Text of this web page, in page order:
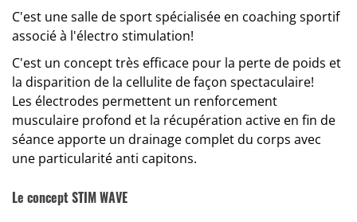
C'est une salle de sport spécialisée en coaching sportif
associé à l'électro stimulation!
C'est un concept très efficace pour la perte de poids et
la disparition de la cellulite de façon spectaculaire!
Les électrodes permettent un renforcement
musculaire profond et la récupération active en fin de
séance apporte un drainage complet du corps avec
une particularité anti capitons.
Le concept STIM WAVE